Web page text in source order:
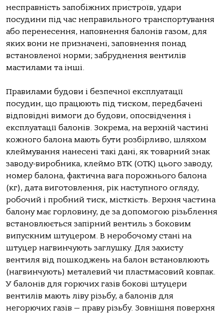
несправність запобіжних пристроїв, удари
посудини під час неправильного транспортування
або перенесення, наповнення балонів газом, для
яких вони не призначені, заповнення понад
встановленої норми; забруднення вентилів
мастилами та інші.
Правилами будови і безпечної експлуатації
посудин, що працюють під тиском, передбачені
відповідні вимоги до будови, опосвідчення і
експлуатації балонів. Зокрема, на верхній частині
кожного балона мають бути розбірливо, шляхом
клеймування нанесені такі дані, як товарний знак
заводу-виробника, клеймо ВТК (ОТК) цього заводу,
номер балона, фактична вага порожнього балона
(кг), дата виготовлення, рік наступного огляду,
робочий і пробний тиск, місткість. Верхня частина
балону має горловину, де за допомогою різьблення
встановлюється запірний вентиль з боковим
випускним штуцером. В неробочому стані на
штуцер нагвинчують заглушку. Для захисту
вентиля від пошкоджень на балон встановлюють
(нагвинчують) металевий чи пластмасовий ковпак.
У балонів для горючих газів бокові штуцери
вентилів мають ліву різьбу, а балонів для
негорючих газів — праву різьбу. Зовнішня поверхня